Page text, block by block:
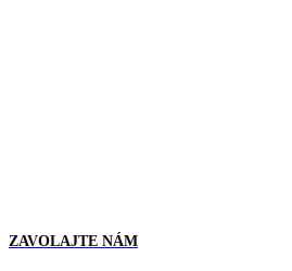
ZAVOLAJTE NÁM